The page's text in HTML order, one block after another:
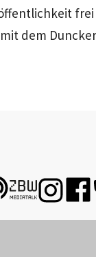
frei
dem